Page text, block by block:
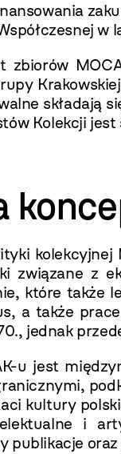
zbiorów
składają
Kolekcji jest
związane z
które także
a także
jednak
u jest
kultury
i
publikacje